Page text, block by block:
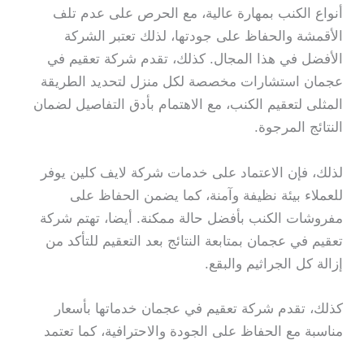
أنواع الكنب بمهارة عالية، مع الحرص على عدم تلف
الأقمشة والحفاظ على جودتها، لذلك تعتبر الشركة
الأفضل في هذا المجال. كذلك، تقدم شركة تعقيم في
عجمان استشارات مخصصة لكل منزل لتحديد الطريقة
المثلى لتعقيم الكنب، مع الاهتمام بأدق التفاصيل لضمان
النتائج المرجوة.
لذلك، فإن الاعتماد على خدمات شركة لايف كلين يوفر
للعملاء بيئة نظيفة وآمنة، كما يضمن الحفاظ على
مفروشات الكنب بأفضل حالة ممكنة. أيضا، تهتم شركة
تعقيم في عجمان بمتابعة النتائج بعد التعقيم للتأكد من
إزالة كل الجراثيم والبقع.
كذلك، تقدم شركة تعقيم في عجمان خدماتها بأسعار
مناسبة مع الحفاظ على الجودة والاحترافية، كما تعتمد